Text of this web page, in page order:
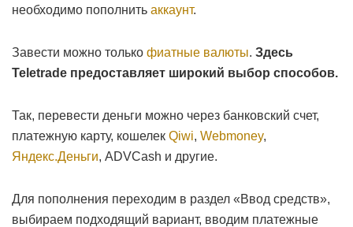
необходимо пополнить аккаунт.
Завести можно только фиатные валюты. Здесь
Teletrade предоставляет широкий выбор способов.
Так, перевести деньги можно через банковский счет,
платежную карту, кошелек Qiwi, Webmoney,
Яндекс.Деньги, ADVCash и другие.
Для пополнения переходим в раздел «Ввод средств»,
выбираем подходящий вариант, вводим платежные